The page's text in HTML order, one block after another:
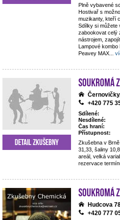
Plně vybavené
Hostivař s
muzikanty, kteří
Sdílky si můžete
zabookovat celý
nástrojem,
Lampové kombo
Peavey MAX
Soukromá
+420 775
Sdílené:
Nesdílené:
Čas hraní:
Přístupnost:
Zkušebna v
31,33, šaliny
areál, velká
rezervace
Detail zkušebny
Soukromá
Hudcova
+420 777